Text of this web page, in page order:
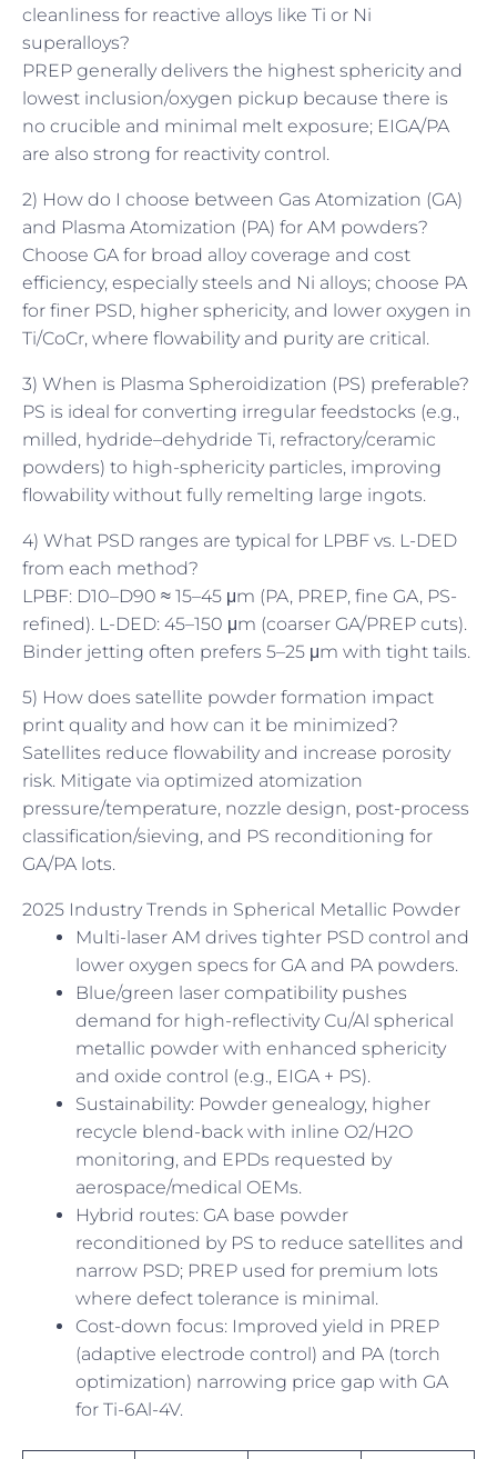
cleanliness for reactive alloys like Ti or Ni
superalloys?
PREP generally delivers the highest sphericity and
lowest inclusion/oxygen pickup because there is
no crucible and minimal melt exposure; EIGA/PA
are also strong for reactivity control.
2) How do I choose between Gas Atomization (GA)
and Plasma Atomization (PA) for AM powders?
Choose GA for broad alloy coverage and cost
efficiency, especially steels and Ni alloys; choose PA
for finer PSD, higher sphericity, and lower oxygen in
Ti/CoCr, where flowability and purity are critical.
3) When is Plasma Spheroidization (PS) preferable?
PS is ideal for converting irregular feedstocks (e.g.,
milled, hydride–dehydride Ti, refractory/ceramic
powders) to high-sphericity particles, improving
flowability without fully remelting large ingots.
4) What PSD ranges are typical for LPBF vs. L-DED
from each method?
LPBF: D10–D90 ≈ 15–45 μm (PA, PREP, fine GA, PS-
refined). L-DED: 45–150 μm (coarser GA/PREP cuts).
Binder jetting often prefers 5–25 μm with tight tails.
5) How does satellite powder formation impact
print quality and how can it be minimized?
Satellites reduce flowability and increase porosity
risk. Mitigate via optimized atomization
pressure/temperature, nozzle design, post-process
classification/sieving, and PS reconditioning for
GA/PA lots.
2025 Industry Trends in Spherical Metallic Powder
Multi-laser AM drives tighter PSD control and
lower oxygen specs for GA and PA powders.
Blue/green laser compatibility pushes
demand for high-reflectivity Cu/Al spherical
metallic powder with enhanced sphericity
and oxide control (e.g., EIGA + PS).
Sustainability: Powder genealogy, higher
recycle blend-back with inline O2/H2O
monitoring, and EPDs requested by
aerospace/medical OEMs.
Hybrid routes: GA base powder
reconditioned by PS to reduce satellites and
narrow PSD; PREP used for premium lots
where defect tolerance is minimal.
Cost-down focus: Improved yield in PREP
(adaptive electrode control) and PA (torch
optimization) narrowing price gap with GA
for Ti-6Al-4V.